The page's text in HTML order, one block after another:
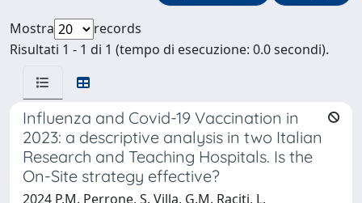
Mostra
records
Risultati 1 - 1 di 1 (tempo di esecuzione: 0.0 secondi).
Influenza and Covid-19 Vaccination in
2023: a descriptive analysis in two Italian
Research and Teaching Hospitals. Is the
On-Site strategy effective?
2024 P.M. Perrone, S. Villa, G.M. Raciti, L.